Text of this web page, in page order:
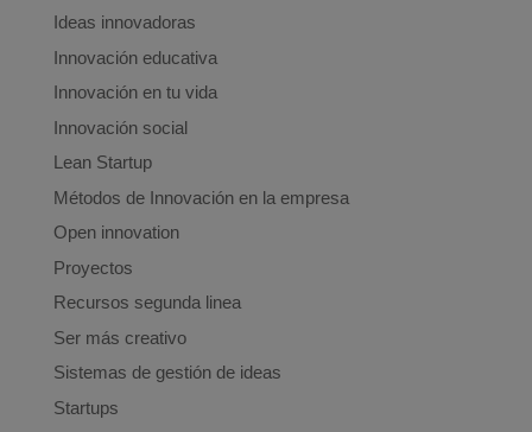
Ideas innovadoras
Innovación educativa
Innovación en tu vida
Innovación social
Lean Startup
Métodos de Innovación en la empresa
Open innovation
Proyectos
Recursos segunda linea
Ser más creativo
Sistemas de gestión de ideas
Startups